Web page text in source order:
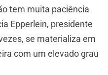
tem muita paciência
Epperlein, presidente
se materializa em
com um elevado grau